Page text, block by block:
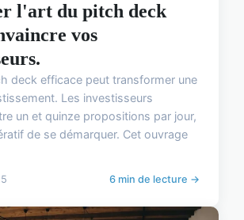
l'art du pitch deck
vos
deck efficace peut transformer une
Les investisseurs
un et quinze propositions par jour,
de se démarquer. Cet ouvrage
6 min de lecture →